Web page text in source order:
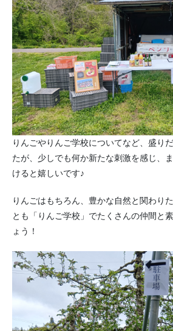
りんごやりんご学校についてなど、盛り
たが、少しでも何か新たな刺激を感じ、
けると嬉しいです♪
りんごはもちろん、豊かな自然と関わり
とも「りんご学校」でたくさんの仲間と
ょう！